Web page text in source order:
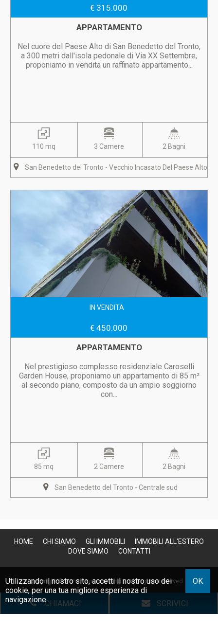
CHIAMACI SCRIVICI
€ 315.000
APPARTAMENTO
Nel cuore del Paese Alto di San Benedetto del Tronto,
a 300 metri dall'isola pedonale di Via XX Settembre,
proponiamo in vendita un raffinato appartamento...
110 mq 3 Camere 2 Bagni
San Benedetto del Tronto - Vecchio Incasato Del Paese Alto
IN VENDITA
€ 450.000
APPARTAMENTO
Nel prestigioso complesso residenziale Caroselli
Garden House, proponiamo un appartamento di 85 m²
al secondo piano, composto da un ampio soggiorno
con...
85 mq 2 Camere 2 Bagni
San Benedetto del Tronto - Centrale sud
HOME CHI SIAMO GLI IMMOBILI
IMMOBILI ALL'ESTERO
DOVE SIAMO
CONTATTI
Copyright © 2026 Avio Fioravanti | All Rights Reserved |
P.IVA 01247410440
Utilizzando il nostro sito, accetti il nostro uso dei
cookie, per una tua migliore esperienza di
navigazione.
OK